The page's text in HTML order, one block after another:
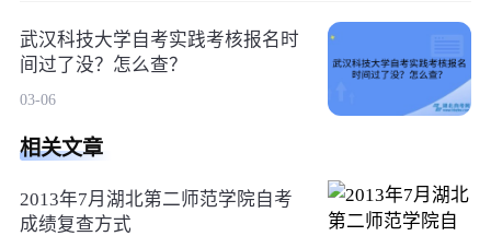
武汉科技大学自考实践考核报名时
间过了没？怎么查？
03-06
相关文章
2013年7月湖北第二师范学院自考
成绩复查方式